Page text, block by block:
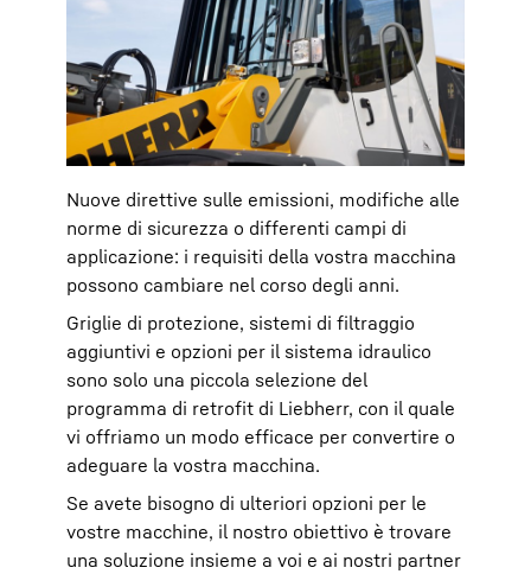
Nuove direttive sulle emissioni, modifiche alle
norme di sicurezza o differenti campi di
applicazione: i requisiti della vostra macchina
possono cambiare nel corso degli anni.
Griglie di protezione, sistemi di filtraggio
aggiuntivi e opzioni per il sistema idraulico
sono solo una piccola selezione del
programma di retrofit di Liebherr, con il quale
vi offriamo un modo efficace per convertire o
adeguare la vostra macchina.
Se avete bisogno di ulteriori opzioni per le
vostre macchine, il nostro obiettivo è trovare
una soluzione insieme a voi e ai nostri partner